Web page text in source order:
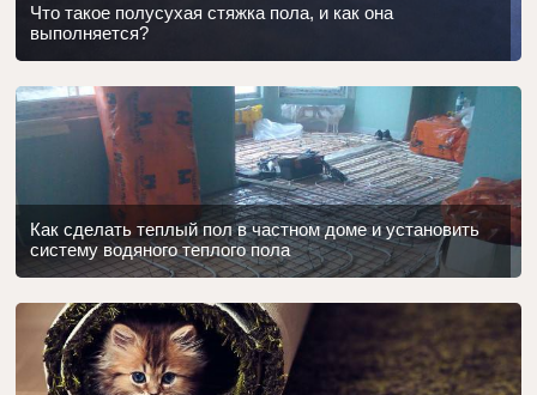
Что такое полусухая стяжка пола, и как она
выполняется?
Как сделать теплый пол в частном доме и установить
систему водяного теплого пола